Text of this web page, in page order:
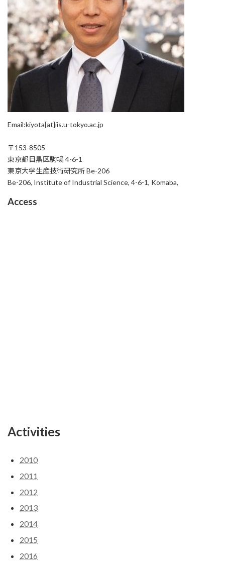
Email:kiyota[at]iis.u-tokyo.ac.jp
〒153-8505
東京都目黒区駒場 4-6-1
東京大学生産技術研究所 Be-206
Be-206, Institute of Industrial Science, 4-6-1, Komaba,
Access
Activities
2010
2011
2012
2013
2014
2015
2016